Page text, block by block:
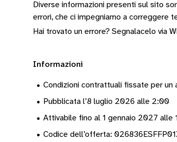
Diverse informazioni presenti sul sito
errori, che ci impegniamo a correggere
Hai trovato un errore? Segnalacelo via
Informazioni
• Condizioni contrattuali fissate per un
• Pubblicata l’8 luglio 2026 alle 2:00
• Attivabile fino al 1 gennaio 2027 alle
• Codice dell’offerta: